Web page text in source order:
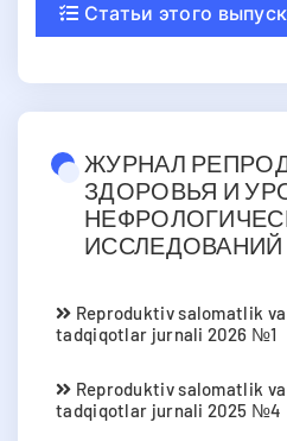
Статьи этого
ЖУРНАЛ
ЗДОРОВЬЯ И
ИССЛЕДОВАНИЙ
Reproduktiv salomatlik
tadqiqotlar jurnali 2026 №1
Reproduktiv salomatlik
tadqiqotlar jurnali 2025 №4